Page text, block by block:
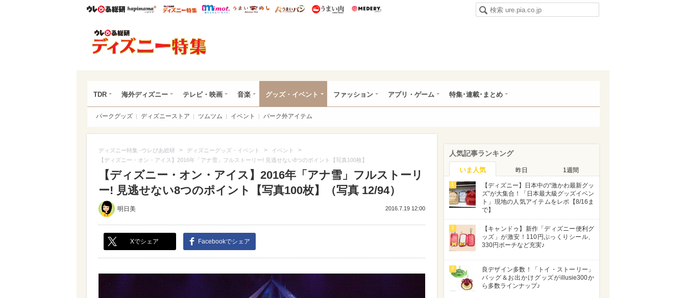
ウレぴあ総研ハピママ* ウレぴあ総研 ディズニー特集
mimot. うまいめし うまいパン うまい肉
TDR 海外ディズニー テレビ・映画 音楽 グッズ・イベント ファッション アプリ・ゲーム 特集･連載･まとめ
パークグッズ ディズニーストア ツムツム イベント パーク外アイテム
ディズニー特集 -ウレぴあ総研 > ディズニーグッズ・イベント > イベント >
【ディズニー・オン・アイス】2016年「アナ雪」フルストーリー! 見逃せない8つのポイント【写真100枚】
【ディズニー・オン・アイス】2016年「アナ雪」フルストーリ
ー! 見逃せない8つのポイント【写真100枚】（写真 12/94）
明日美 2016.7.19 12:00
Xでシェア Facebookでシェア
人気記事ランキング
いま人気 昨日 1週間
1
【ディズニー】日本中の“激かわ最新グッ
ズ”が大集合！「日本最大級グッズイベン
ト」現地の人気アイテムをレポ【8/16ま
で】
2
【キャンドゥ】新作「ディズニー便利グ
ッズ」が激安！110円ぷっくりシール、
330円ポーチなど充実♪
3
良デザイン多数！「トイ・ストーリー」
バッグ＆お出かけグッズがillusie300か
ら多数ラインナップ♪